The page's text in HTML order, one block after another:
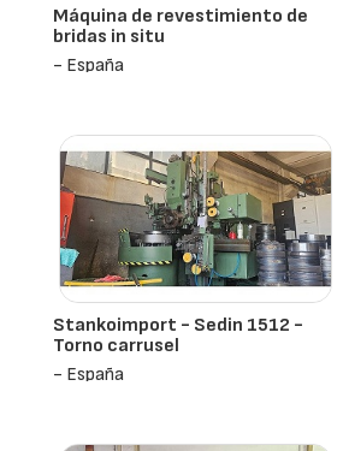
Máquina de revestimiento de
bridas in situ
- España
Stankoimport - Sedin 1512 -
Torno carrusel
- España